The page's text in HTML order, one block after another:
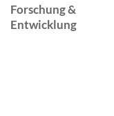
Forschung &
Entwicklung